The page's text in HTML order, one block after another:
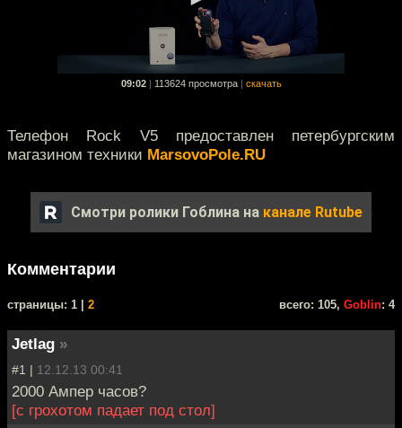
09:02 113624 просмотра скачать
Телефон Rock V5 предоставлен петербургским
магазином техники MarsovoPole.RU
Смотри ролики Гоблина на канале Rutube
Комментарии
cтраницы: 1 | 2 всего: 105, Goblin: 4
Jetlag »
#1 | 12.12.13 00:41
2000 Ампер часов?
[с грохотом падает под стол]